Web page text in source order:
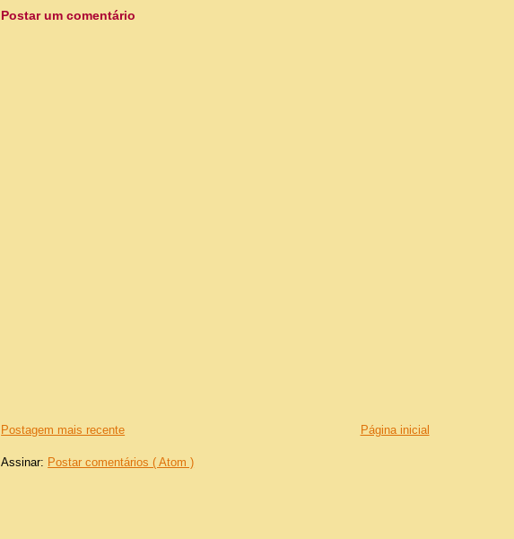
Postar um comentário
Postagem mais recente Página inicial
Assinar: Postar comentários ( Atom )